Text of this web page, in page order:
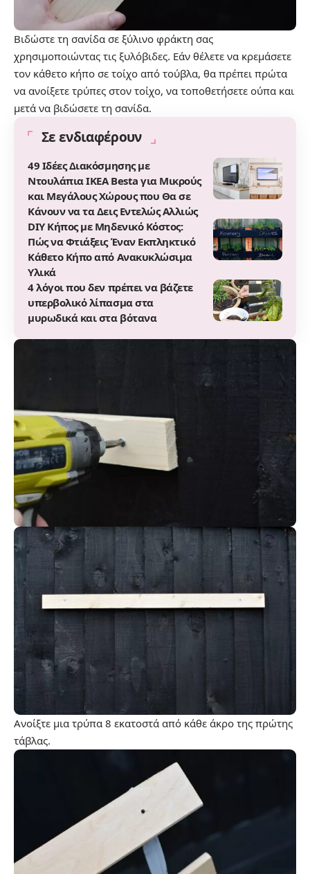
Βιδώστε τη σανίδα σε ξύλινο φράκτη σας
χρησιμοποιώντας τις ξυλόβιδες. Εάν θέλετε να κρεμάσετε
τον κάθετο κήπο σε τοίχο από τούβλα, θα πρέπει πρώτα
να ανοίξετε τρύπες στον τοίχο, να τοποθετήσετε ούπα και
μετά να βιδώσετε τη σανίδα.
Σε ενδιαφέρουν
49 Ιδέες Διακόσμησης με
Ντουλάπια IKEA Besta για Μικρούς
και Μεγάλους Χώρους που Θα σε
Κάνουν να τα Δεις Εντελώς Αλλιώς
DIY Κήπος με Μηδενικό Κόστος:
Πώς να Φτιάξεις Έναν Εκπληκτικό
Κάθετο Κήπο από Ανακυκλώσιμα
Υλικά
4 λόγοι που δεν πρέπει να βάζετε
υπερβολικό λίπασμα στα
μυρωδικά και στα βότανα
Ανοίξτε μια τρύπα 8 εκατοστά από κάθε άκρο της πρώτης
τάβλας.